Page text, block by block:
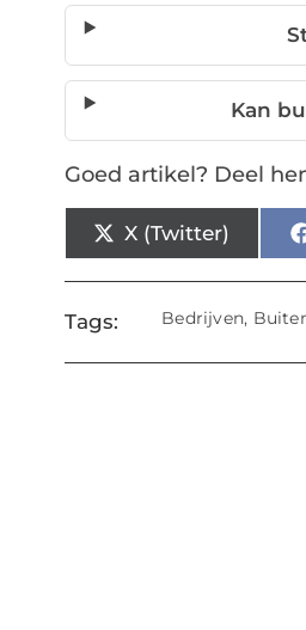
Kan
Goed artikel? Deel
X (Twitter)
Tags: Bedrijven,